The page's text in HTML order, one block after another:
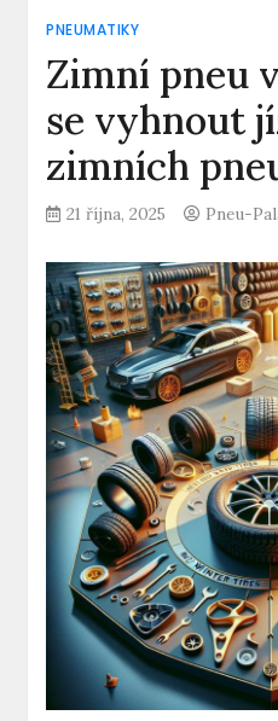
PNEUMATIKY
Zimní pneu
se vyhnout
zimních
21 října, 2025 Pneu-